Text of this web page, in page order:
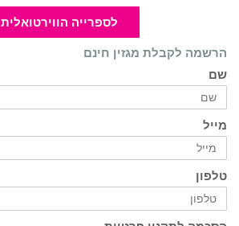
לספרייה הווירטואלית
הרשמה לקבלת מגזין חינם
שם
מייל
טלפון